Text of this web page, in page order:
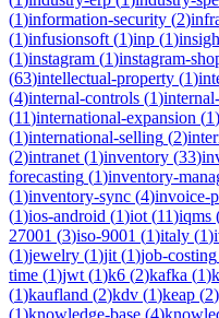
(1)information-security (2)
(1)infusionsoft (1)inp (1)
(1)instagram (1)instagram-
(63)intellectual-property (1)
(4)internal-controls (1)
(11)international-expansion (1)
(1)international-selling (2)
(2)intranet (1)inventory (33)
forecasting (1)inventory-
(1)inventory-sync (4)invoice-
(1)ios-android (1)iot (11)iqms
27001 (3)iso-9001 (1)italy (1)
(1)jewelry (1)jit (1)job-costing
time (1)jwt (1)k6 (2)kafka (1)
(1)kaufland (2)kdv (1)keap (2)
(1)knowledge-base (4)